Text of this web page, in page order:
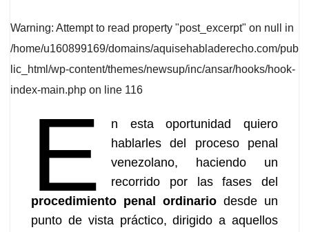
Warning: Attempt to read property "post_excerpt" on null in
/home/u160899169/domains/aquisehabladerecho.com/pub
lic_html/wp-content/themes/newsup/inc/ansar/hooks/hook-
index-main.php on line 116
E
n esta oportunidad quiero
hablarles del proceso penal
venezolano, haciendo un
recorrido por las fases del
procedimiento penal ordinario desde un
punto de vista práctico, dirigido a aquellos